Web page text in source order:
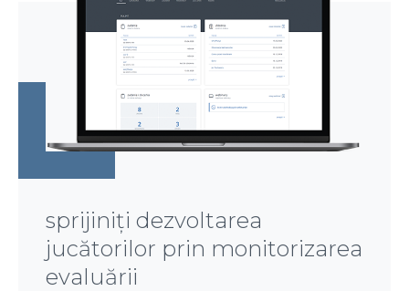
sprijiniți dezvoltarea
jucătorilor prin monitorizarea
evaluării